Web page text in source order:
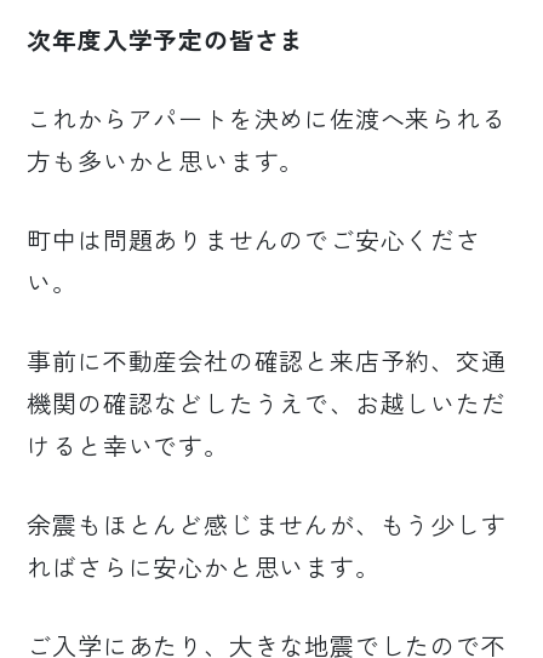
次年度入学予定の皆さま
これからアパートを決めに佐渡へ来られる
方も多いかと思います。
町中は問題ありませんのでご安心くださ
い。
事前に不動産会社の確認と来店予約、交通
機関の確認などしたうえで、お越しいただ
けると幸いです。
余震もほとんど感じませんが、もう少しす
ればさらに安心かと思います。
ご入学にあたり、大きな地震でしたので不